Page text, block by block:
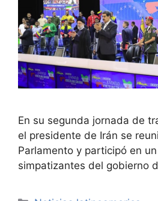
En su segunda jornada de
el presidente de Irán se
Parlamento y participó en
simpatizantes del gobierno